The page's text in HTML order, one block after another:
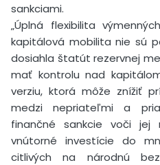
sankciami.
„Úplná flexibilita
kapitálová mobilita nie sú
dosiahla štatút rezervnej
mať kontrolu nad
verziu, ktorá môže znížiť
medzi nepriateľmi a
finančné sankcie voči jej
vnútorné investície do
citlivých na národnú